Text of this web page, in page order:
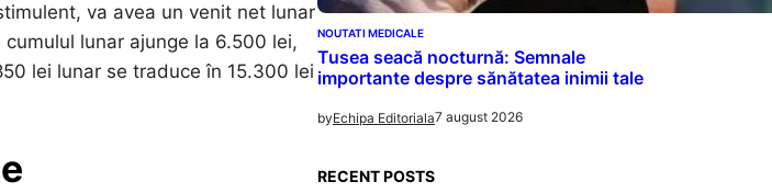
va avea un venit net lunar
lunar ajunge la 6.500 lei,
lei lunar se traduce în 15.300 lei
NOUTATI MEDICALE
Tusea seacă nocturnă: Semnale
importante despre sănătatea inimii tale
byEchipa Editoriala7 august 2026
RECENT POSTS